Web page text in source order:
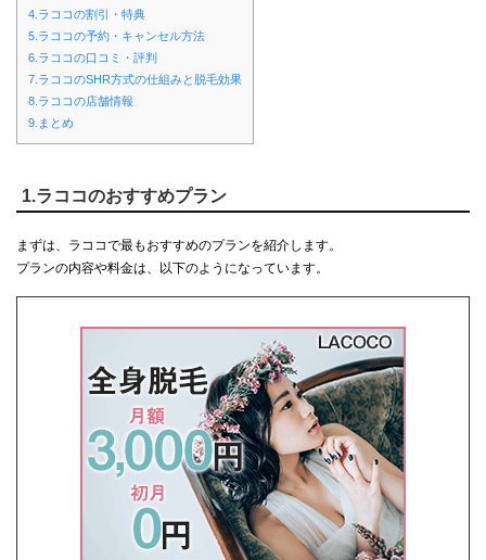
4.ラココの割引・特典
5.ラココの予約・キャンセル方法
6.ラココの口コミ・評判
7.ラココのSHR方式の仕組みと脱毛効果
8.ラココの店舗情報
9.まとめ
1.ラココのおすすめプラン
まずは、ラココで最もおすすめのプランを紹介します。
プランの内容や料金は、以下のようになっています。